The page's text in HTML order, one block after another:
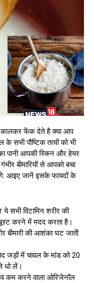
फेंक देते है क्या आप
सभी पौष्टिक तत्वों को भी
पानी आपकी स्किन और हेयर
बीमारियों से आपको बचा
आइए जानें इसके फायदों के
सभी विटामिन शरीर की
करने में मदद करता है।
की आशंका घट जाती
जड़ों में चावल के मांड को 20
धो लें।
कम करने वाला ओरिजेनॉल